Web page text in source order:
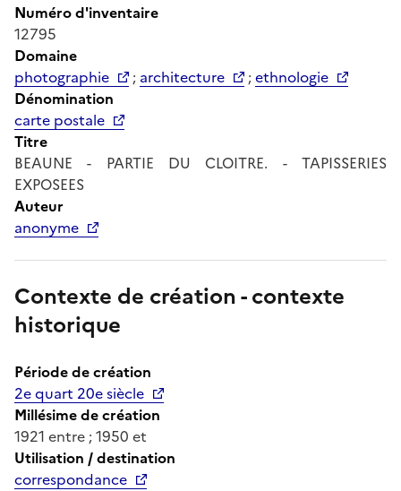
Numéro d'inventaire
12795
Domaine
photographie
; architecture ;ethnologie
Dénomination
carte postale
Titre
BEAUNE - PARTIE DU CLOITRE. - TAPISSERIES
EXPOSEES
Auteur
anonyme
Contexte de création - contexte
historique
Période de création
2e quart 20e siècle
Millésime de création
1921 entre ; 1950 et
Utilisation / destination
correspondance